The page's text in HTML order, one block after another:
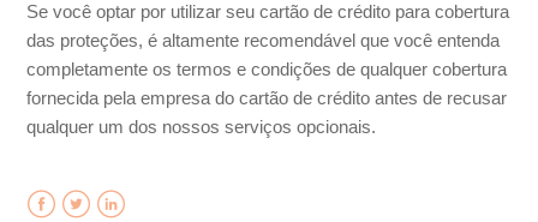
Se você optar por utilizar seu cartão de crédito para cobertura
das proteções, é altamente recomendável que você entenda
completamente os termos e condições de qualquer cobertura
fornecida pela empresa do cartão de crédito antes de recusar
qualquer um dos nossos serviços opcionais.